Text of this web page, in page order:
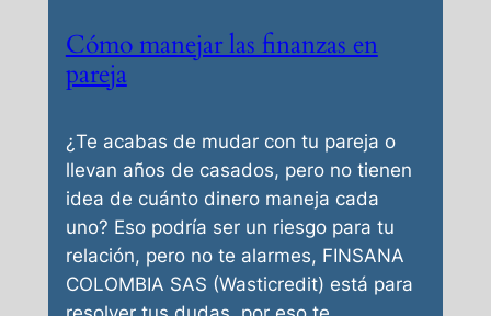
Cómo manejar las finanzas en
pareja
¿Te acabas de mudar con tu pareja o
llevan años de casados, pero no tienen
idea de cuánto dinero maneja cada
uno? Eso podría ser un riesgo para tu
relación, pero no te alarmes, FINSANA
COLOMBIA SAS (Wasticredit) está para